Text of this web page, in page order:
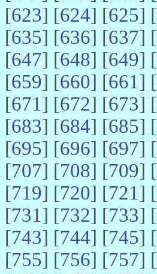
[623] [624] [625] [
[635] [636] [637] [
[647] [648] [649] [
[659] [660] [661] [
[671] [672] [673] [
[683] [684] [685] [
[695] [696] [697] [
[707] [708] [709] [
[719] [720] [721] [
[731] [732] [733] [
[743] [744] [745] [
[755] [756] [757] [